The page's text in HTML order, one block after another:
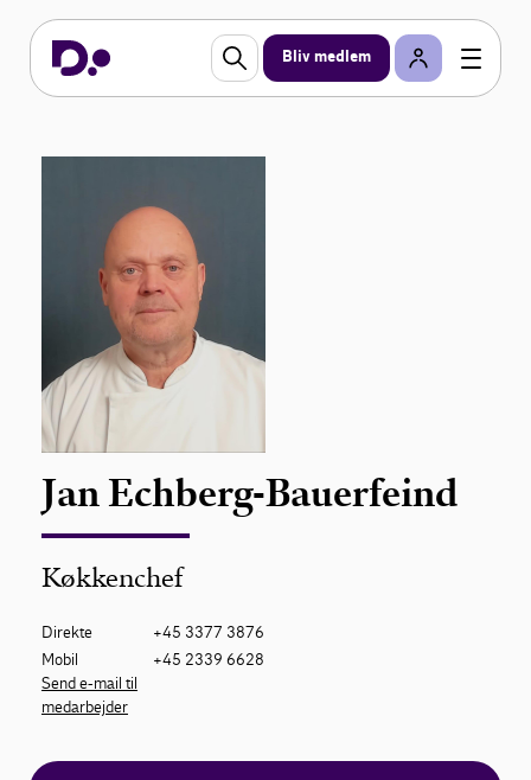
Bliv medlem
Jan Echberg-Bauerfeind
Køkkenchef
Direkte
+45 3377 3876
Mobil
+45 2339 6628
Send e-mail til
medarbejder